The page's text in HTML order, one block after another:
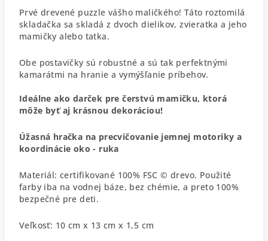
Prvé drevené puzzle vášho maličkého! Táto roztomilá
skladačka sa skladá z dvoch dielikov, zvieratka a jeho
mamičky alebo tatka.
Obe postavičky sú robustné a sú tak perfektnými
kamarátmi na hranie a vymýšľanie príbehov.
Ideálne ako darček pre čerstvú mamičku, ktorá
môže byť aj krásnou dekoráciou!
Úžasná hračka na precvičovanie jemnej motoriky a
koordinácie oko - ruka
Materiál: certifikované 100% FSC © drevo. Použité
farby iba na vodnej báze, bez chémie, a preto 100%
bezpečné pre deti.
Veľkosť: 10 cm x 13 cm x 1,5 cm